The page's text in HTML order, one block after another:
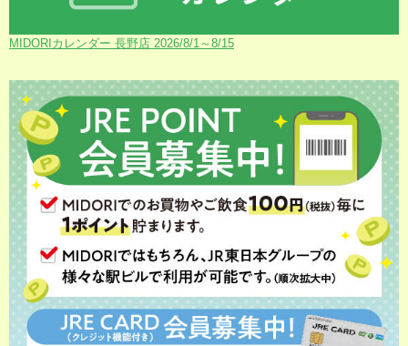
MIDORIカレンダー 長野店 2026/8/1～8/15